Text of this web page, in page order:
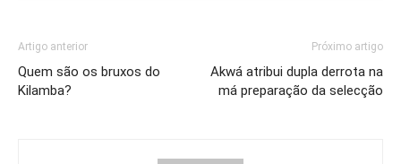
Artigo anterior
Quem são os bruxos do
Kilamba?
Próximo artigo
Akwá atribui dupla derrota na
má preparação da selecção